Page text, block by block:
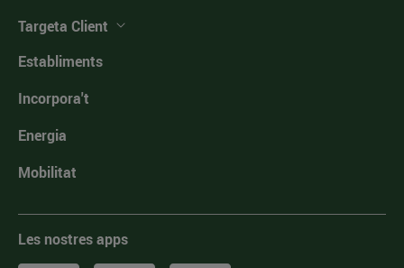
Targeta Client
Establiments
Incorpora't
Energia
Mobilitat
Les nostres apps